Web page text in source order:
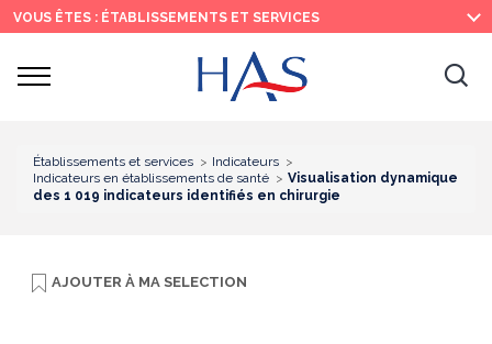
Recherche
Menu
principal
Contenu
principal
VOUS ÊTES : ÉTABLISSEMENTS ET SERVICES
Ouvrir
Établissements et services
Indicateurs
Indicateurs en établissements de santé
Visualisation dynamique
des 1 019 indicateurs identifiés en chirurgie
AJOUTER À MA SELECTION